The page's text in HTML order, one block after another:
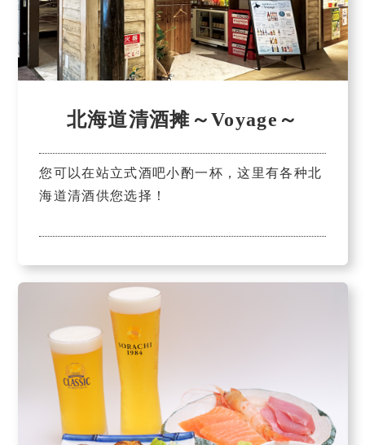
北海道清酒摊～Voyage～
您可以在站立式酒吧小酌一杯，这里有各种北
海道清酒供您选择！